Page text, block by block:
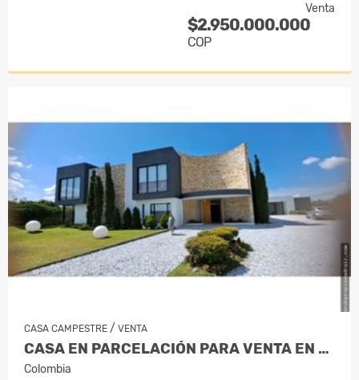
Venta
$2.950.000.000
COP
CASA CAMPESTRE / VENTA
CASA EN PARCELACIÓN PARA VENTA EN RION…
Colombia